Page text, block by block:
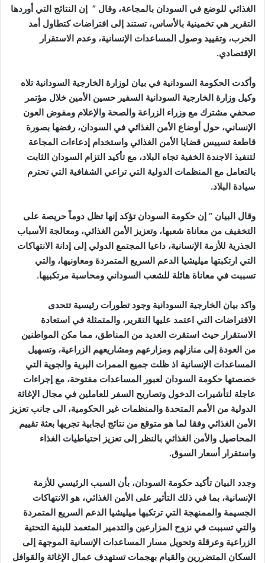
الغذائي للوضع في السودان بالمجاعة، وقال ” إن النتائج التي أوردها
التقرير هي تخمينية بالأساس، تستند إلى افتراضات كتطاول أمد
الحرب، وتقييد وصول المساعدات الإنسانية، وعدم الاستقرار
الإقتصادي.
وأكدت الحكومة السودانية في بيان لوزارة الخارجية السودانية تلاه
وكيل وزارة الخارجية السودانية السفير حسين الأمين خلال مؤتمر
صحفي مشترك مع وزراء الزراعة والصحة والإعلام ومفوض العون
الإنساني، حول أوضاع الأمن الغذائي في السودان، رفضها بصورة
قاطعة تسييس قضايا الأمن الغذائي واستخدام إدعاءات المجاعة
لتنفيذ الاجندة الخفية تجاه البلاد، مع تأكيد التزام السودان الثابت
بالتعامل مع المنظمات الدولية التي تراعي الشفافية التي تحترم
سيادة البلاد.
وقال البيان ” إن حكومة السودان تؤكد إنها تظل دوماً حريصة على
التخفيف من معاناة شعبها، وتعزيز الأمن الغذائي، ومعالجة الأسباب
الجذرية للأزمة الإنسانية، داعيا المجتمع الدولي إلى إدانة الانتهاكات
التي ارتكبتها ميليشيا الدعم السريع المتمردة ومعاونيها، والتي
تسببت في معاناة هائلة للشعب السوداني ومحاسبة مرتكبيها.
واكد بيان الخارجية السودانية وجود تطورات رئيسية تتحدى
الافتراضات التي اعتمد عليها التقرير، والمتمثلة في استعادة
الاستقرار حيث استقرت العديد من المناطق، مما مكن المواطنين
من العودة إلى منازلهم ومزارعهم ومشاريعهم الزراعية، وتسهيل
المساعدات الإنسانية اذ ظلت جميع الممرات البرية والجوية التي
خصصتها حكومة السودان لعبور المساعدات مفتوحة، مع إجراءات
عاجلة لتأشيرات الدخول وتصاريح السفر للعاملين في مجال الإغاثة
الدولية من الأمم المتحدة والمنظمات غير الحكومية، الى جانب تعزيز
الأمن الغذائي وفقا لما هو متوقع من نتائج ايجابية تجريها بعثة تقييم
المحاصيل والأمن الغذائي بالنظر إلى تعزيز احتياطيات الغذاء
واستقرار أسعار السوق.
وجدد البيان تأكيد حكومة السودان، بأن السبب الرئيسي للأزمة
الإنسانية، بما في ذلك التأثير على الأمن الغذائي، هو الانتهاكات
الجسيمة والممنهجة التي ترتكبها ميليشيا الدعم السريع المتمردة
والتي تسببت في نزوح المزارعين والتدمير المتعمد للبنية التحتية
الزراعية وعرقلة وتحويل مسار المساعدات الإنسانية الموجهة إلى
السكان المتضررين والقيام بهجمات تستهدف عمال الإغاثة والقوافل